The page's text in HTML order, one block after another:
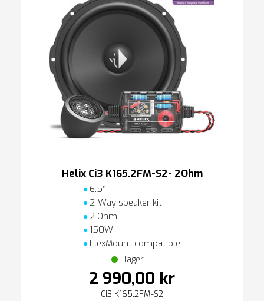
Helix Ci3 K165.2FM-S2- 2Ohm
6.5″
2-Way speaker kit
2 Ohm
150W
FlexMount compatible
I lager
2 990,00 kr
Ci3 K165.2FM-S2